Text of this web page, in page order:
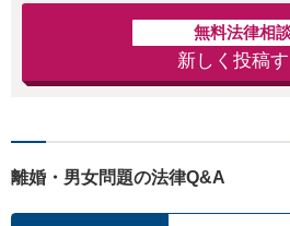
無料法律相
新しく投稿
離婚・男女問題の法律Q&A